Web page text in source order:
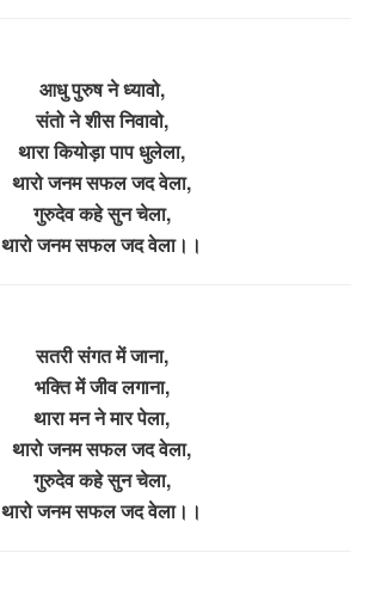
आधु पुरुष ने ध्यावो,
संतो ने शीस निवावो,
थारा कियोड़ा पाप धुलेला,
थारो जनम सफल जद वेला,
गुरुदेव कहे सुन चेला,
थारो जनम सफल जद वेला।।
सतरी संगत में जाना,
भक्ति में जीव लगाना,
थारा मन ने मार पेला,
थारो जनम सफल जद वेला,
गुरुदेव कहे सुन चेला,
थारो जनम सफल जद वेला।।